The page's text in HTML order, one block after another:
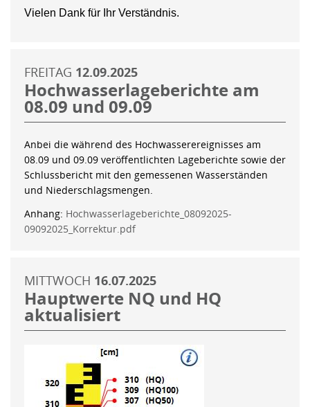
Vielen Dank für Ihr Verständnis.
FREITAG 12.09.2025
Hochwasserlageberichte am
08.09 und 09.09
Anbei die während des Hochwasserereignisses am
08.09 und 09.09 veröffentlichten Lageberichte sowie der
Schlussbericht mit den gemessenen Wasserständen
und Niederschlagsmengen.
Anhang: Hochwasserlageberichte_08092025-
09092025_Korrektur.pdf
MITTWOCH 16.07.2025
Hauptwerte NQ und HQ
aktualisiert